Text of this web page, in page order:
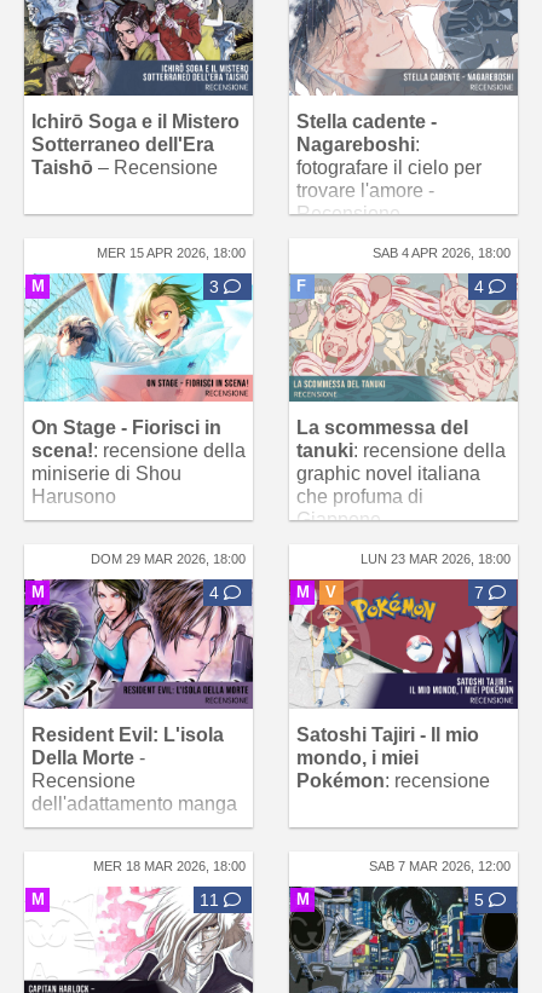
Ichirō Soga e il Mistero
Sotterraneo dell'Era
Taishō – Recensione
Stella cadente -
Nagareboshi:
fotografare il cielo per
trovare l'amore -
Recensione
MER 15 APR 2026, 18:00
M 3
On Stage - Fiorisci in
scena!: recensione della
miniserie di Shou
Harusono
SAB 4 APR 2026, 18:00
F 4
La scommessa del
tanuki: recensione della
graphic novel italiana
che profuma di
Giappone
DOM 29 MAR 2026, 18:00
M 4
Resident Evil: L'isola
Della Morte -
Recensione
dell'adattamento manga
LUN 23 MAR 2026, 18:00
M V 7
Satoshi Tajiri - Il mio
mondo, i miei
Pokémon: recensione
MER 18 MAR 2026, 18:00
M 11
SAB 7 MAR 2026, 12:00
M 5